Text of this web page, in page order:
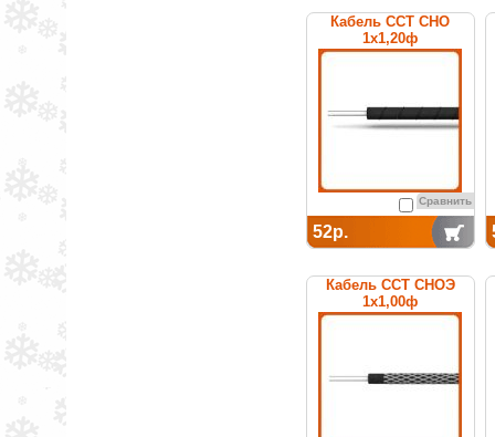
Кабель ССТ СНО
1х1,20ф
нагревательный
Сравнить
52р.
Кабель ССТ СНОЭ
1х1,00ф
нагревательный